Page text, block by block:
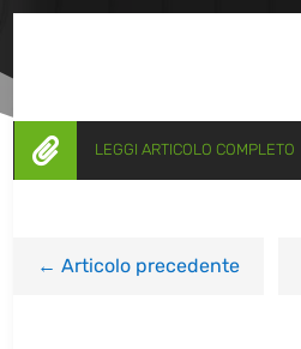
 LEGGI ARTICOLO COMPLETO
←Articolo precedente